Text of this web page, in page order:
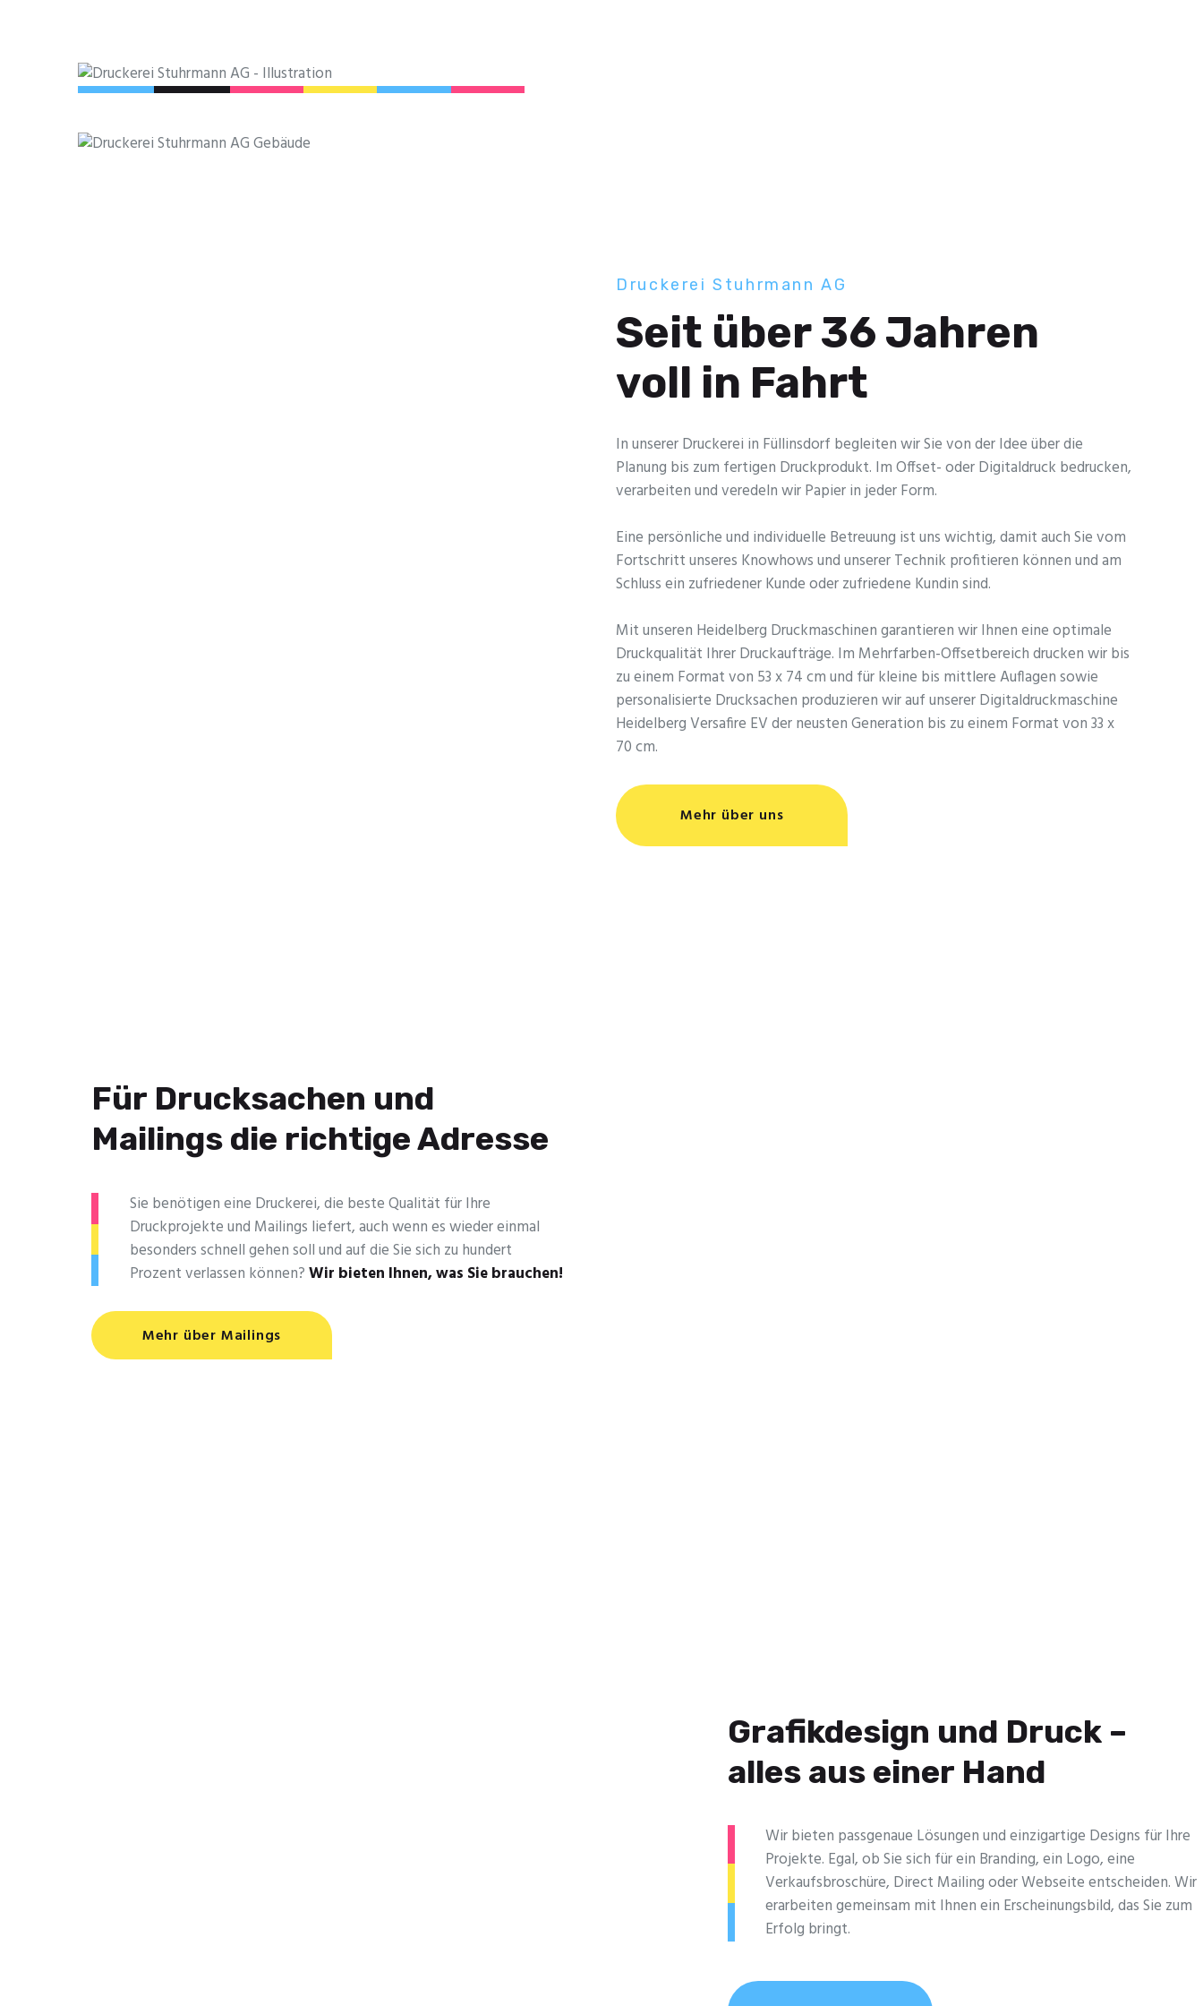
Druckerei Stuhrmann AG
Seit über 36 Jahren
voll in Fahrt
In unserer Druckerei in Füllinsdorf begleiten wir Sie von der Idee über die
Planung bis zum fertigen Druckprodukt. Im Offset- oder Digitaldruck bedrucken,
verarbeiten und veredeln wir Papier in jeder Form.
Eine persönliche und individuelle Betreuung ist uns wichtig, damit auch Sie vom
Fortschritt unseres Knowhows und unserer Technik profitieren können und am
Schluss ein zufriedener Kunde oder zufriedene Kundin sind.
Mit unseren Heidelberg Druckmaschinen garantieren wir Ihnen eine optimale
Druckqualität Ihrer Druckaufträge. Im Mehrfarben-Offsetbereich drucken wir bis
zu einem Format von 53 x 74 cm und für kleine bis mittlere Auflagen sowie
personalisierte Drucksachen produzieren wir auf unserer Digitaldruckmaschine
Heidelberg Versafire EV der neusten Generation bis zu einem Format von 33 x
70 cm.
Mehr über uns
Für Drucksachen und
Mailings die richtige Adresse
Sie benötigen eine Druckerei, die beste ­Qualität für Ihre
Druckprojekte und Mailings liefert, auch wenn es wieder einmal
besonders schnell gehen soll und auf die Sie sich zu hundert
Prozent verlassen können?Wir bieten Ihnen, was Sie brauchen!
Mehr über Mailings
Grafikdesign und Druck –
alles aus einer Hand
Wir bieten passgenaue Lösungen und einzig­artige Designs für Ihre
Projekte. Egal, ob Sie sich für ein Branding, ein Logo, eine
Verkaufsbroschüre, Direct Mailing oder Webseite entscheiden. Wir
erarbeiten gemeinsam mit Ihnen ein Erscheinungsbild, das Sie zum
Erfolg bringt.